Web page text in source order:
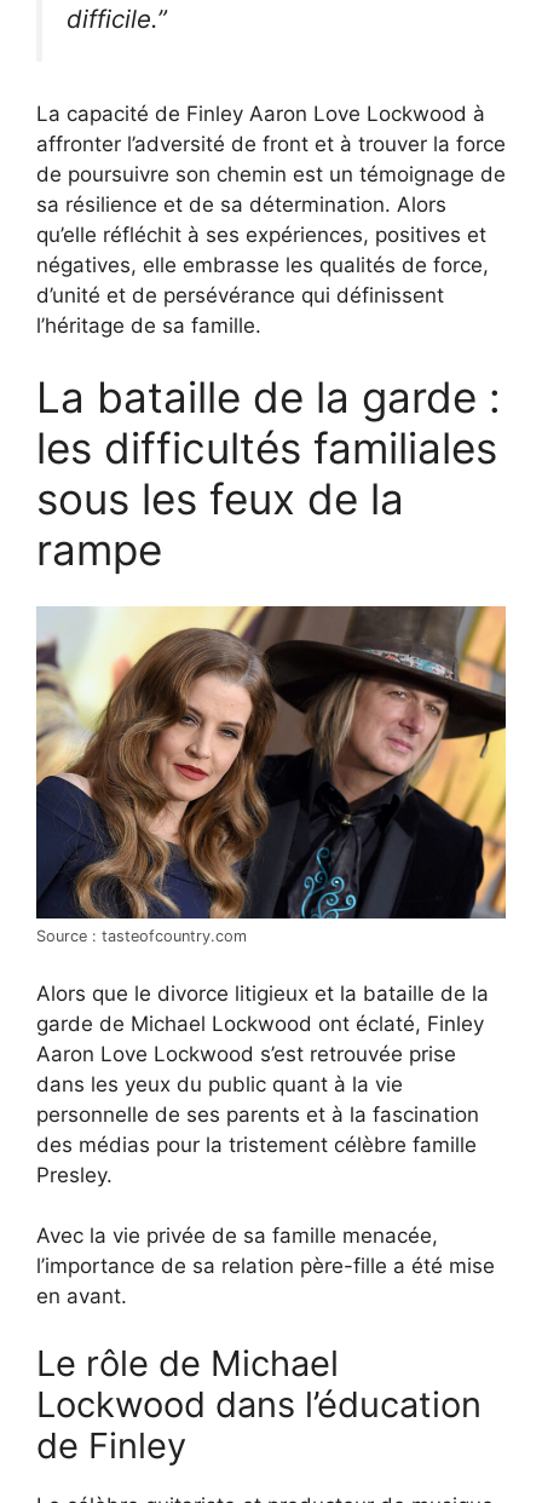
difficile.”
La capacité de Finley Aaron Love Lockwood à
affronter l’adversité de front et à trouver la force
de poursuivre son chemin est un témoignage de
sa résilience et de sa détermination. Alors
qu’elle réfléchit à ses expériences, positives et
négatives, elle embrasse les qualités de force,
d’unité et de persévérance qui définissent
l’héritage de sa famille.
La bataille de la garde :
les difficultés familiales
sous les feux de la
rampe
Source : tasteofcountry.com
Alors que le divorce litigieux et la bataille de la
garde de Michael Lockwood ont éclaté, Finley
Aaron Love Lockwood s’est retrouvée prise
dans les yeux du public quant à la vie
personnelle de ses parents et à la fascination
des médias pour la tristement célèbre famille
Presley.
Avec la vie privée de sa famille menacée,
l’importance de sa relation père-fille a été mise
en avant.
Le rôle de Michael
Lockwood dans l’éducation
de Finley